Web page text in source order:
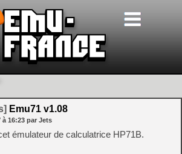
Emu71 v1.08
à 16:23 par Jets
émulateur de calculatrice HP71B.